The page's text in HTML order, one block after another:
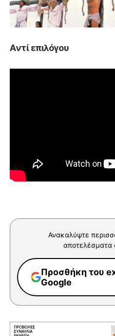
Αντί επιλόγου
Ανακαλύψτε
αποτελέσματα
Προσθήκη του
Google